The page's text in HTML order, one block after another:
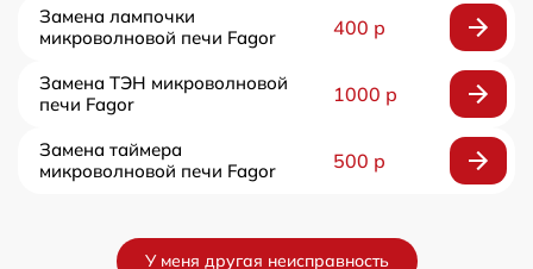
Замена лампочки
микроволновой печи Fagor
400 р
Замена ТЭН микроволновой
печи Fagor
1000 р
Замена таймера
микроволновой печи Fagor
500 р
У меня другая неисправность